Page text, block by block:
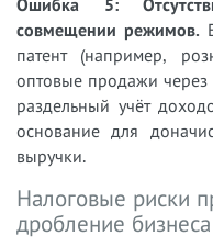
Ошибка 5:
совмещении режимов.
патент (например,
оптовые продажи
раздельный учёт
основание для
выручки.
Налоговые риски
дробление бизнеса